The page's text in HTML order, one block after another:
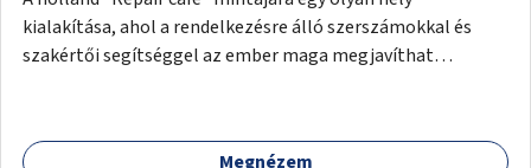
kialakítása, ahol a rendelkezésre álló szerszámokkal és
szakértői segítséggel az ember maga megjavíthat
egymásnak, megosszák tudásukat.
Megnézem